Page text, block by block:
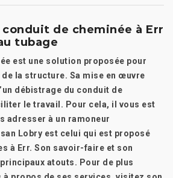
de cheminée à Err
tubage
est une solution proposée pour
la structure. Sa mise en œuvre
débistrage du conduit de
le travail. Pour cela, il vous est
adresser à un ramoneur
Lobry est celui qui est proposé
à Err. Son savoir-faire et son
atouts. Pour de plus